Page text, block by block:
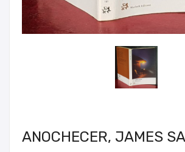
ANOCHECER, JAMES